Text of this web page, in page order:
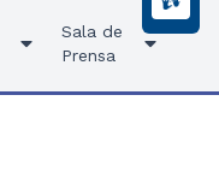
Sala de
Prensa